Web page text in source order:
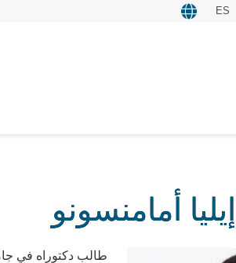
ES
أمامنسونو
طالب دكتوراه في